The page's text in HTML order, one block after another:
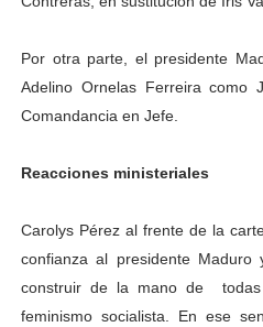
Por otra parte, el presidente
Adelino Ornelas Ferreira como
Comandancia en Jefe.
Reacciones ministeriales
Carolys Pérez al frente de la
confianza al presidente
construir de la mano de todas
feminismo socialista. En ese